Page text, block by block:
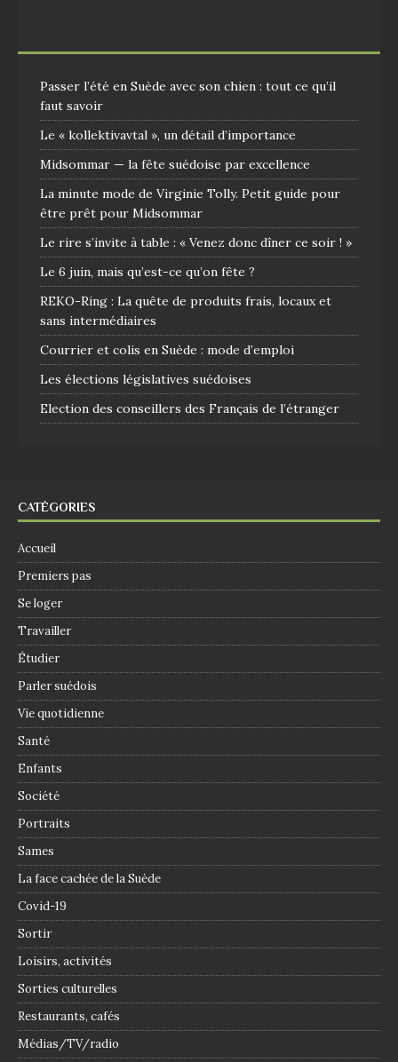
Passer l’été en Suède avec son chien : tout ce qu’il
faut savoir
Le « kollektivavtal », un détail d’importance
Midsommar — la fête suédoise par excellence
La minute mode de Virginie Tolly. Petit guide pour
être prêt pour Midsommar
Le rire s’invite à table : « Venez donc dîner ce soir ! »
Le 6 juin, mais qu’est-ce qu’on fête ?
REKO-Ring : La quête de produits frais, locaux et
sans intermédiaires
Courrier et colis en Suède : mode d’emploi
Les élections législatives suédoises
Election des conseillers des Français de l’étranger
CATÉGORIES
Accueil
Premiers pas
Se loger
Travailler
Étudier
Parler suédois
Vie quotidienne
Santé
Enfants
Société
Portraits
Sames
La face cachée de la Suède
Covid-19
Sortir
Loisirs, activités
Sorties culturelles
Restaurants, cafés
Médias/TV/radio